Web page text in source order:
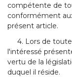
compétente de
conformément
présent article.
4. Lors de
l'intéressé
vertu de la
duquel il réside.